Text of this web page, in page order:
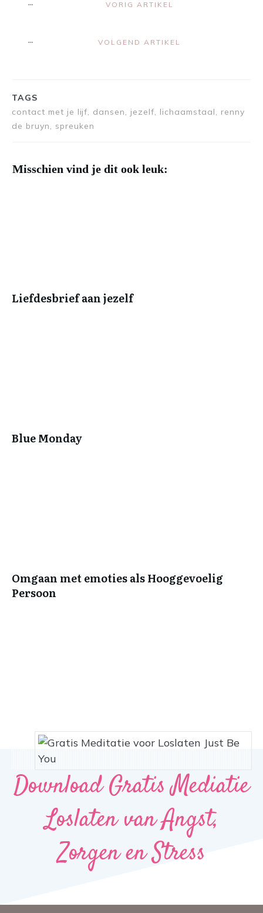
VORIG ARTIKEL
VOLGEND ARTIKEL
TAGS
contact met je lijf, dansen, jezelf, lichaamstaal, renny
de bruyn, spreuken
Misschien vind je dit ook leuk:
Liefdesbrief aan jezelf
Blue Monday
Omgaan met emoties als Hooggevoelig
Persoon
Download Gratis Mediatie
Loslaten van Angst,
Zorgen en Stress